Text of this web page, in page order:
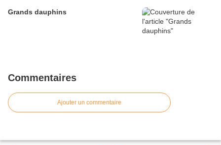
Grands dauphins
Commentaires
Ajouter un commentaire